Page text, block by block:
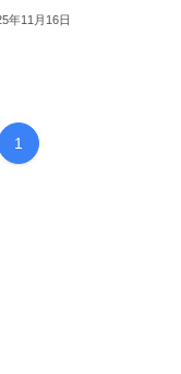
年11月16日
1